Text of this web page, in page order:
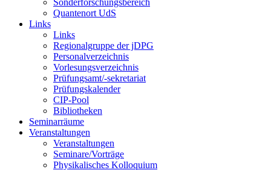
Sonderforschungsbereich
Quantenort UdS
Links
Links
Regionalgruppe der jDPG
Personalverzeichnis
Vorlesungsverzeichnis
Prüfungsamt/-sekretariat
Prüfungskalender
CIP-Pool
Bibliotheken
Seminarräume
Veranstaltungen
Veranstaltungen
Seminare/Vorträge
Physikalisches Kolloquium